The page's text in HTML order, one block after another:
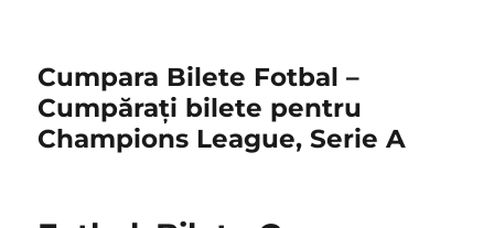
Cumpara Bilete Fotbal –
Cumpărați bilete pentru
Champions League, Serie A